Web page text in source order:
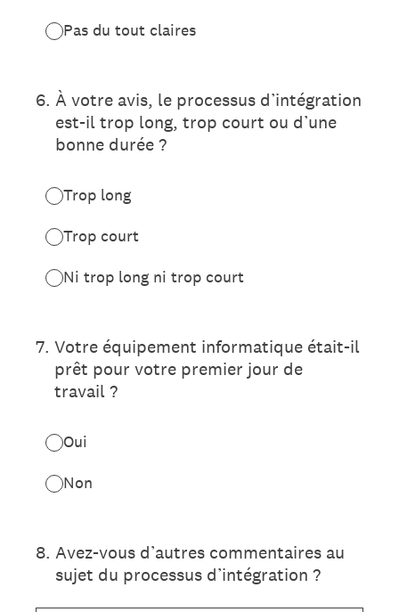
Pas du tout claires
6. À votre avis, le processus d’intégration
est-il trop long, trop court ou d’une
bonne durée ?
Trop long
Trop court
Ni trop long ni trop court
7. Votre équipement informatique était-il
prêt pour votre premier jour de
travail ?
Oui
Non
8. Avez-vous d’autres commentaires au
sujet du processus d’intégration ?